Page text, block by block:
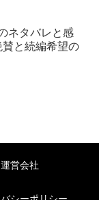
ネタバレと感
と続編希望の
運営会社